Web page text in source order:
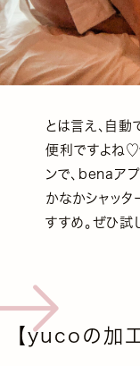
とは言え、自動
便利ですよね♡
ンで、benaア
かなかシャッ
すすめ。ぜひ試
【yucoの加